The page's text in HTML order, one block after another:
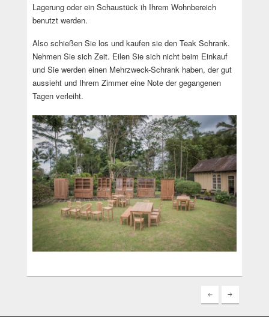
Lagerung oder ein Schaustück ih Ihrem Wohnbereich
benutzt werden.
Also schießen Sie los und kaufen sie den Teak Schrank.
Nehmen Sie sich Zeit. Eilen Sie sich nicht beim Einkauf
und Sie werden einen Mehrzweck-Schrank haben, der gut
aussieht und Ihrem Zimmer eine Note der gegangenen
Tagen verleiht.